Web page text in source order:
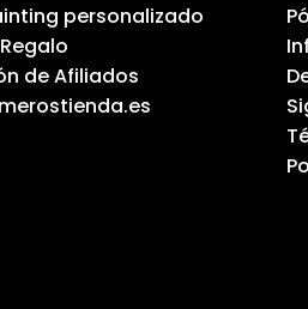
personalizado
de Afiliados